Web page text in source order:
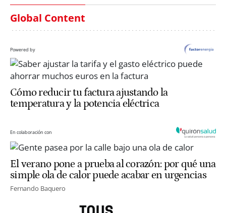
Global Content
Powered by
Cómo reducir tu factura ajustando la
temperatura y la potencia eléctrica
En colaboración con
El verano pone a prueba al corazón: por qué una
simple ola de calor puede acabar en urgencias
Fernando Baquero